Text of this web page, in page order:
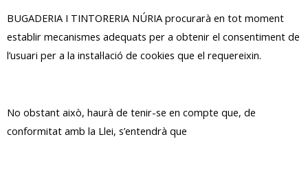
BUGADERIA I TINTORERIA NÚRIA procurarà en tot moment
establir mecanismes adequats per a obtenir el consentiment de
l’usuari per a la instal·lació de cookies que el requereixin.
No obstant això, haurà de tenir-se en compte que, de
conformitat amb la Llei, s’entendrà que